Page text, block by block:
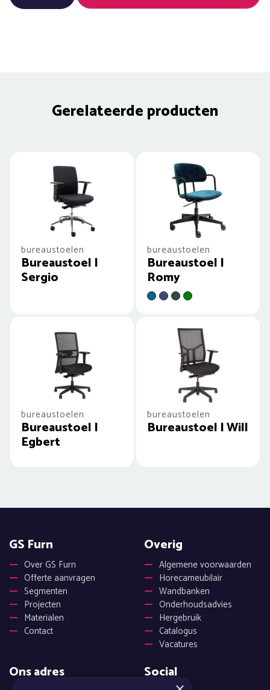
Anna
Gerelateerde producten
bureaustoelen
Bureaustoel |
Sergio
bureaustoelen
Bureaustoel |
Romy
bureaustoelen
Bureaustoel |
Egbert
bureaustoelen
Bureaustoel | Will
GS Furn
Over GS Furn
Offerte aanvragen
Segmenten
Projecten
Materialen
Contact
Overig
Algemene voorwaarden
Horecameubilair
Wandbanken
Onderhoudsadvies
Hergebruik
Catalogus
Vacatures
Ons adres Social